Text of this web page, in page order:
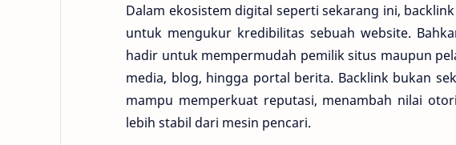
Dalam ekosistem digital seperti sekarang ini,
untuk mengukur kredibilitas sebuah website.
hadir untuk mempermudah pemilik situs maupun
media, blog, hingga portal berita. Backlink bukan
mampu memperkuat reputasi, menambah nilai
lebih stabil dari mesin pencari.